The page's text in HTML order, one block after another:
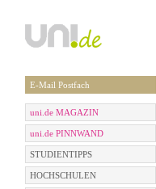
E-Mail Postfach
uni.de MAGAZIN
uni.de PINNWAND
STUDIENTIPPS
HOCHSCHULEN